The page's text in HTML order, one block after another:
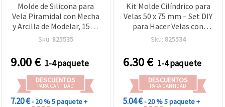
Molde de Silicona para
Vela Piramidal con Mecha
y Arcilla de Modelar, 158 x
90 mm
Sku: 825535
9.00€ 1-4 paquete
DESCUENTOS
PARA CANTIDAD
7.20 €- 20 %5 paquete +
Kit Molde Cilíndrico para
Velas 50 x 75 mm – Set DIY
para Hacer Velas con
Mecha y Arcilla de Sellado
Sku: 825534
6.30€ 1-4 paquete
DESCUENTOS
PARA CANTIDAD
5.04 €- 20 %5 paquete +